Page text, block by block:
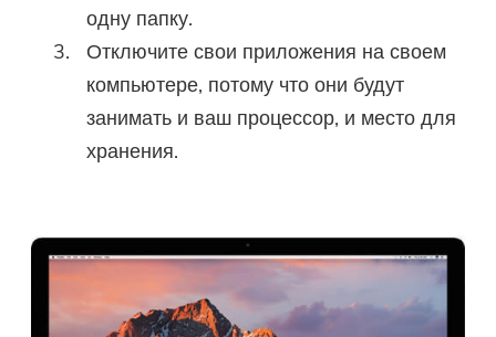
одну папку.
Отключите свои приложения на своем
компьютере, потому что они будут
занимать и ваш процессор, и место для
хранения.